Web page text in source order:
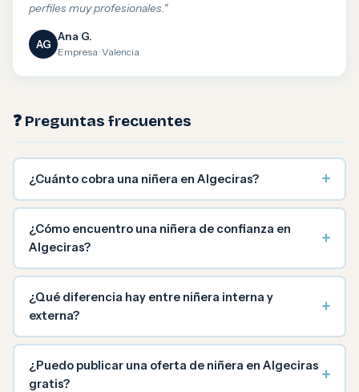
perfiles muy profesionales."
AG
Ana G.
Empresa · Valencia
❓ Preguntas frecuentes
¿Cuánto cobra una niñera en Algeciras? +
¿Cómo encuentro una niñera de confianza en
Algeciras?
+
¿Qué diferencia hay entre niñera interna y
externa?
+
¿Puedo publicar una oferta de niñera en Algeciras
gratis?
+